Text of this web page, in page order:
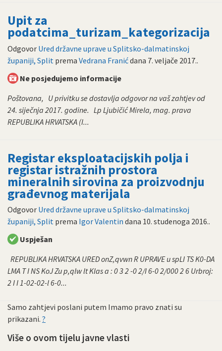
Upit za
podatcima_turizam_kategorizacija
Odgovor Ured državne uprave u Splitsko-dalmatinskoj
županiji, Split prema Vedrana Franićdana 7. veljače 2017..
Ne posjedujemo informacije
Poštovana, U privitku se dostavlja odgovor na vaš zahtjev od
24. siječnja 2017. godine. Lp Ljubičić Mirela, mag. prava
REPUBLIKA HRVATSKA (I...
Registar eksploatacijskih polja i
registar istražnih prostora
mineralnih sirovina za proizvodnju
građevnog materijala
Odgovor Ured državne uprave u Splitsko-dalmatinskoj
županiji, Split prema Igor Valentin dana 10. studenoga 2016..
Uspješan
REPUBLIKA HRVATSKA URED onZ,qvwn R UPRAVE u spLI TS K0-DA
LMA T I NS KoJ Zu p,qlw lt Klas a : 0 3 2 -0 2/I 6-0 2/000 2 6 Urbroj:
2 I I 1-02-02-l 6-0...
Samo zahtjevi poslani putem Imamo pravo znati su
prikazani. ?
Više o ovom tijelu javne vlasti